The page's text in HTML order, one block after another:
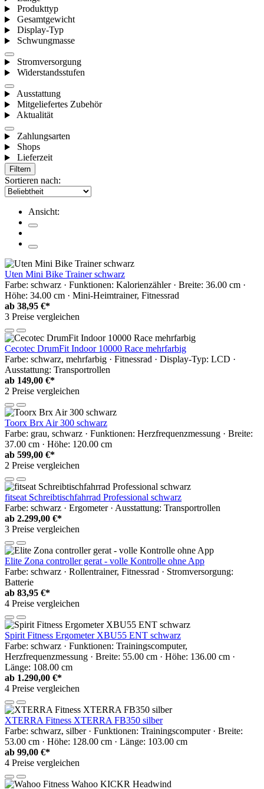
Produkttyp
Gesamtgewicht
Display-Typ
Schwungmasse
Stromversorgung
Widerstandsstufen
Ausstattung
Mitgeliefertes Zubehör
Aktualität
Zahlungsarten
Shops
Lieferzeit
Filtern
Sortieren nach:
Ansicht:
Uten Mini Bike Trainer schwarz
Farbe: schwarz · Funktionen: Kalorienzähler · Breite: 36.00 cm ·
Höhe: 34.00 cm · Mini-Heimtrainer, Fitnessrad
ab 38,95 €*
3 Preise vergleichen
Cecotec DrumFit Indoor 10000 Race mehrfarbig
Farbe: schwarz, mehrfarbig · Fitnessrad · Display-Typ: LCD ·
Ausstattung: Transportrollen
ab 149,00 €*
2 Preise vergleichen
Toorx Brx Air 300 schwarz
Farbe: grau, schwarz · Funktionen: Herzfrequenzmessung · Breite:
37.00 cm · Höhe: 120.00 cm
ab 599,00 €*
2 Preise vergleichen
fitseat Schreibtischfahrrad Professional schwarz
Farbe: schwarz · Ergometer · Ausstattung: Transportrollen
ab 2.299,00 €*
3 Preise vergleichen
Elite Zona controller gerat - volle Kontrolle ohne App
Farbe: schwarz · Rollentrainer, Fitnessrad · Stromversorgung:
Batterie
ab 83,95 €*
4 Preise vergleichen
Spirit Fitness Ergometer XBU55 ENT schwarz
Farbe: schwarz · Funktionen: Trainingscomputer,
Herzfrequenzmessung · Breite: 55.00 cm · Höhe: 136.00 cm ·
Länge: 108.00 cm
ab 1.290,00 €*
4 Preise vergleichen
XTERRA Fitness XTERRA FB350 silber
Farbe: schwarz, silber · Funktionen: Trainingscomputer · Breite:
53.00 cm · Höhe: 128.00 cm · Länge: 103.00 cm
ab 99,00 €*
4 Preise vergleichen